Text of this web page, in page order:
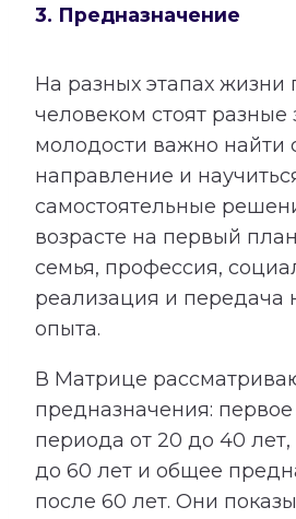
3. Предназначение
На разных этапах жизни
человеком стоят разные
молодости важно найти
направление и
самостоятельные
возрасте на первый
семья, профессия,
реализация и передача
опыта.
В Матрице
предназначения:
периода от 20 до 40
до 60 лет и общее
после 60 лет. Они